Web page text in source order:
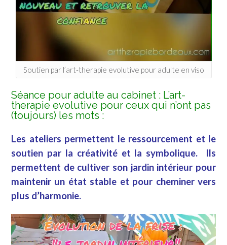
Soutien par l’art-therapie evolutive pour adulte en viso
Séance pour adulte au cabinet : L’art-
therapie evolutive pour ceux qui n’ont pas
(toujours) les mots :
Les ateliers permettent le ressourcement et le
soutien par la créativité et la symbolique. Ils
permettent de cultiver son jardin intérieur pour
maintenir un état stable et pour cheminer vers
plus d’harmonie.